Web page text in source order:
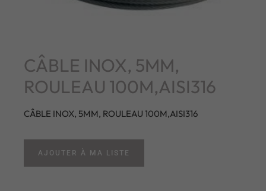
CÂBLE INOX, 5MM,
ROULEAU 100M,AISI316
CÂBLE INOX, 5MM, ROULEAU 100M,AISI316
AJOUTER À MA LISTE